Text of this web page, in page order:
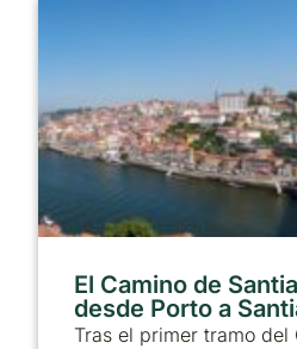
El Camino de
desde Porto a
Tras el primer tramo del